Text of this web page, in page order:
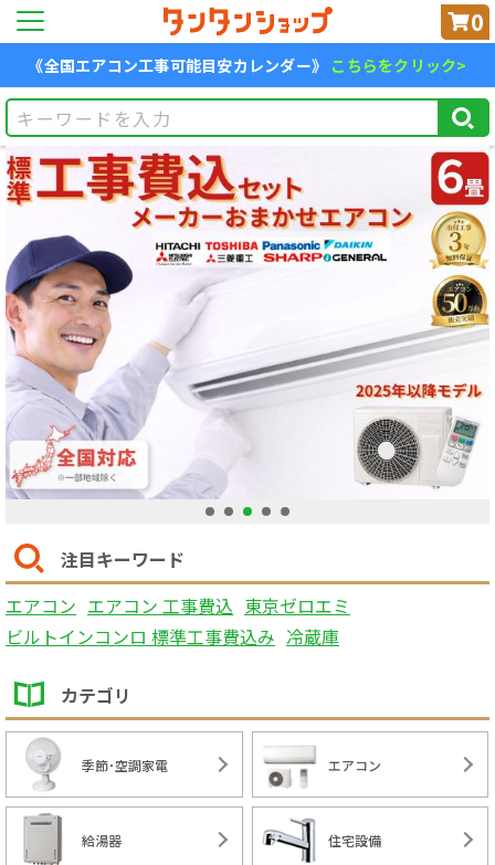
0
《全国エアコン工事可能目安カレンダー》 こちらをクリック>
1 2 3 4 5
注目キーワード
エアコン エアコン 工事費込 東京ゼロエミ
ビルトインコンロ 標準工事費込み 冷蔵庫
カテゴリ
季節･空調家電 エアコン
給湯器 住宅設備